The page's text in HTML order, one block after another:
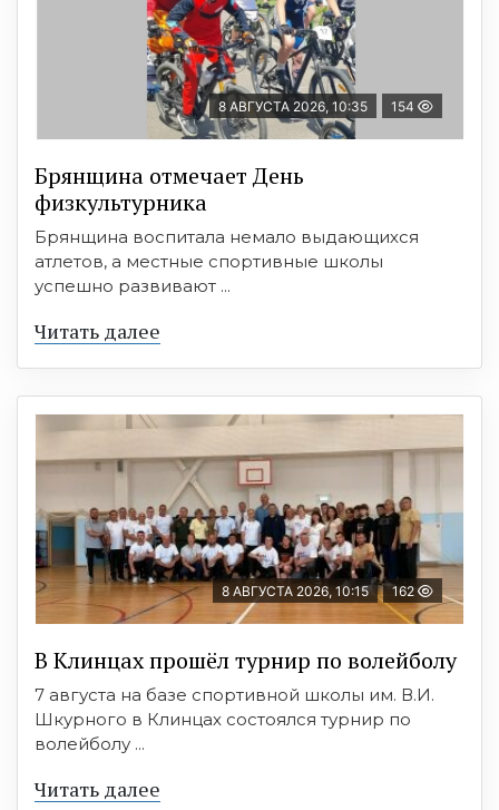
8 АВГУСТА 2026, 10:35 154
Брянщина отмечает День
физкультурника
Брянщина воспитала немало выдающихся
атлетов, а местные спортивные школы
успешно развивают ...
Читать далее
8 АВГУСТА 2026, 10:15 162
В Клинцах прошёл турнир по волейболу
7 августа на базе спортивной школы им. В.И.
Шкурного в Клинцах состоялся турнир по
волейболу ...
Читать далее